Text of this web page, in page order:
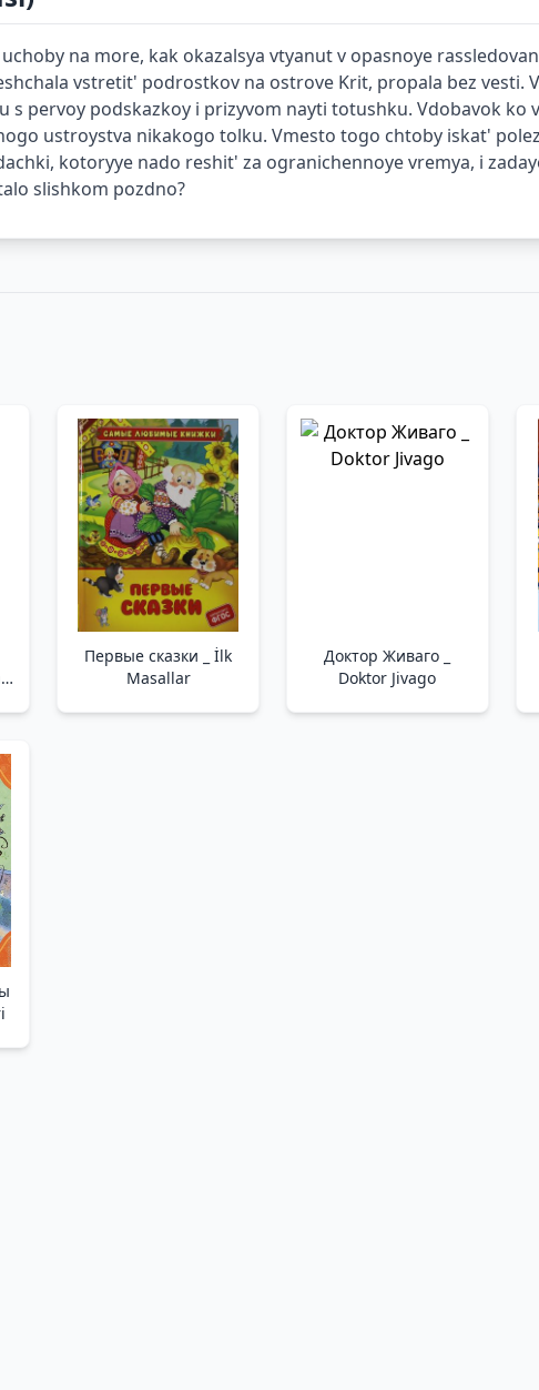
na more, kak okazalsya vtyanut v opasnoye
vstretit' podrostkov na ostrove Krit, propala bez vesti.
pervoy podskazkoy i prizyvom nayti totushku. Vdobavok ko
ustroystva nikakogo tolku. Vmesto togo chtoby iskat'
kotoryye nado reshit' za ogranichennoye vremya, i
slishkom pozdno?
Первые сказки _ İlk
Masallar
Доктор Живаго _
Doktor Jivago